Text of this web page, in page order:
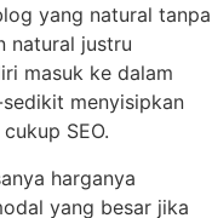
yang natural tanpa
natural justru
masuk ke dalam
menyisipkan
SEO.
harganya
yang besar jika